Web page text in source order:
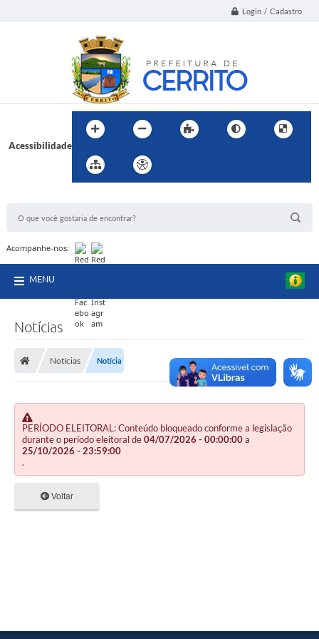
Login / Cadastro
Acessibilidade
Acompanhe-nos:
MENU
Notícias
Notícias Notícia
PERÍODO ELEITORAL: Conteúdo bloqueado conforme a legislação
durante o período eleitoral de04/07/2026 - 00:00:00a
25/10/2026 - 23:59:00
.
Voltar